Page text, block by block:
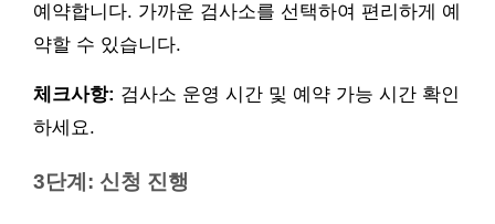
예약합니다. 가까운 검사소를 선택하여 편리하게 예
약할 수 있습니다.
체크사항: 검사소 운영 시간 및 예약 가능 시간 확인
하세요.
3단계: 신청 진행